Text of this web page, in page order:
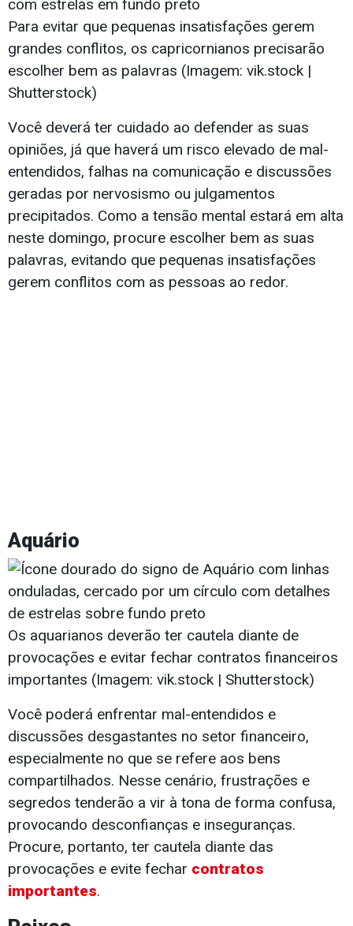
Para evitar que pequenas insatisfações gerem
grandes conflitos, os capricornianos precisarão
escolher bem as palavras (Imagem: vik.stock |
Shutterstock)
Você deverá ter cuidado ao defender as suas
opiniões, já que haverá um risco elevado de mal-
entendidos, falhas na comunicação e discussões
geradas por nervosismo ou julgamentos
precipitados. Como a tensão mental estará em alta
neste domingo, procure escolher bem as suas
palavras, evitando que pequenas insatisfações
gerem conflitos com as pessoas ao redor.
Aquário
Os aquarianos deverão ter cautela diante de
provocações e evitar fechar contratos financeiros
importantes (Imagem: vik.stock | Shutterstock)
Você poderá enfrentar mal-entendidos e
discussões desgastantes no setor financeiro,
especialmente no que se refere aos bens
compartilhados. Nesse cenário, frustrações e
segredos tenderão a vir à tona de forma confusa,
provocando desconfianças e inseguranças.
Procure, portanto, ter cautela diante das
provocações e evite fechar contratos
importantes.